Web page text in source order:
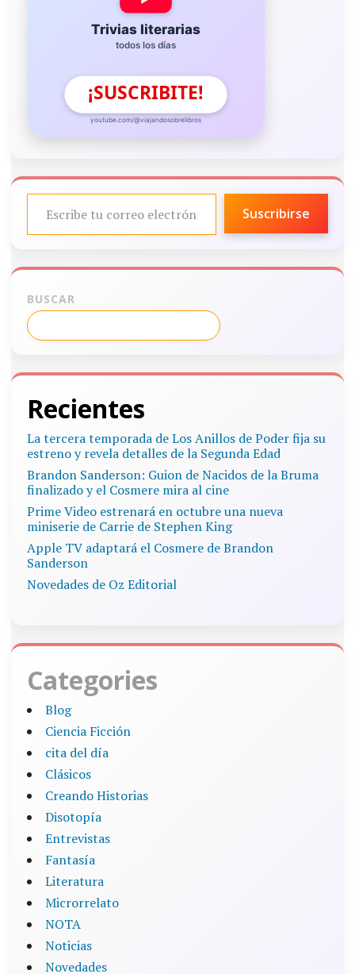
Trivias literarias
todos los días
¡SUSCRIBITE!
youtube.com/@viajandosobrelibros
ESCRIBE TU CORREO ELECTRÓNICO…
Suscribirse
BUSCAR
Recientes
La tercera temporada de Los Anillos de Poder fija su
estreno y revela detalles de la Segunda Edad
Brandon Sanderson: Guion de Nacidos de la Bruma
finalizado y el Cosmere mira al cine
Prime Video estrenará en octubre una nueva
miniserie de Carrie de Stephen King
Apple TV adaptará el Cosmere de Brandon
Sanderson
Novedades de Oz Editorial
Categories
Blog
Ciencia Ficción
cita del día
Clásicos
Creando Historias
Disotopía
Entrevistas
Fantasía
Literatura
Microrrelato
NOTA
Noticias
Novedades